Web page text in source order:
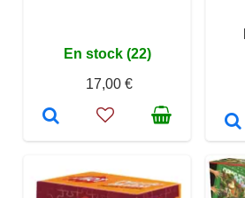
En stock (22)
17,00 €